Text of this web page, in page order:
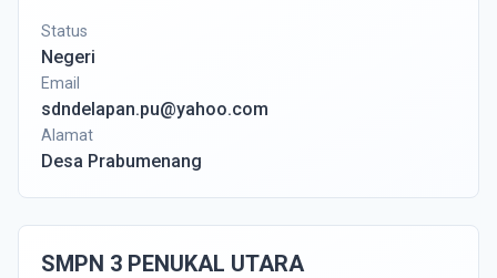
Status
Negeri
Email
sdndelapan.pu@yahoo.com
Alamat
Desa Prabumenang
SMPN 3 PENUKAL UTARA